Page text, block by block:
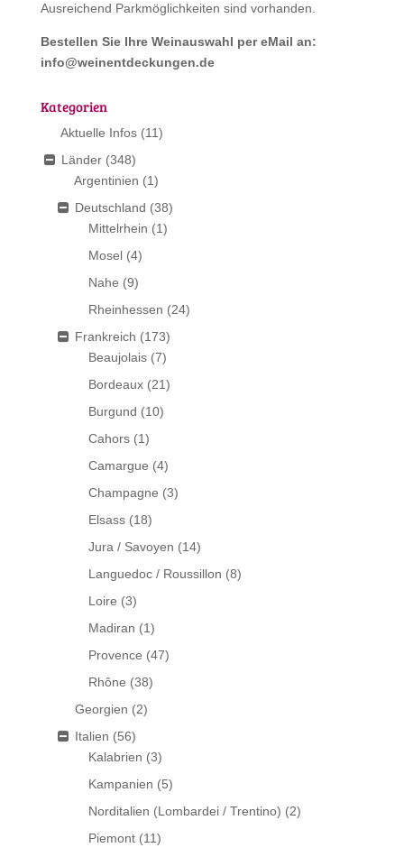
Ausreichend Parkmöglichkeiten sind vorhanden.
Bestellen Sie Ihre Weinauswahl per eMail an:
info@weinentdeckungen.de
Kategorien
Aktuelle Infos (11)
Länder (348)
Argentinien (1)
Deutschland (38)
Mittelrhein (1)
Mosel (4)
Nahe (9)
Rheinhessen (24)
Frankreich (173)
Beaujolais (7)
Bordeaux (21)
Burgund (10)
Cahors (1)
Camargue (4)
Champagne (3)
Elsass (18)
Jura / Savoyen (14)
Languedoc / Roussillon (8)
Loire (3)
Madiran (1)
Provence (47)
Rhône (38)
Georgien (2)
Italien (56)
Kalabrien (3)
Kampanien (5)
Norditalien (Lombardei / Trentino) (2)
Piemont (11)